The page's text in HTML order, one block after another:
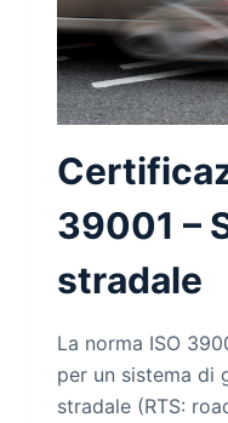
39001 –
stradale
La norma ISO
per un sistema di
stradale (RTS: